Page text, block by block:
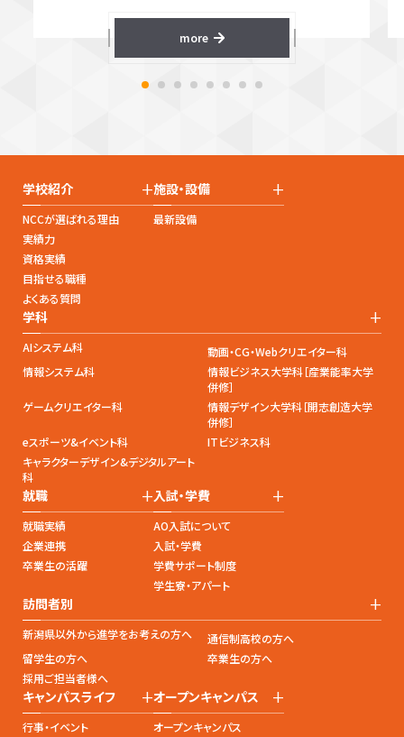
more
学校紹介 +
NCCが選ばれる理由
実績力
資格実績
目指せる職種
よくある質問
施設・設備 +
最新設備
学科 +
AIシステム科
動画・CG・Webクリエイター科
情報システム科
情報ビジネス大学科［産業能率大学
併修］
ゲームクリエイター科
情報デザイン大学科［開志創造大学
併修］
eスポーツ&イベント科
ITビジネス科
キャラクターデザイン&デジタルアート
科
就職 +
就職実績
企業連携
卒業生の活躍
入試・学費 +
AO入試について
入試・学費
学費サポート制度
学生寮・アパート
訪問者別 +
新潟県以外から進学をお考えの方へ
通信制高校の方へ
留学生の方へ
卒業生の方へ
採用ご担当者様へ
キャンパスライフ +
行事・イベント
オープンキャンパス +
オープンキャンパス